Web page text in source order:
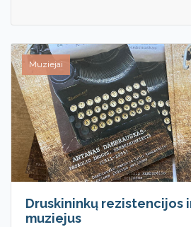
Muziejai
Druskininkų rezistencijos
muziejus